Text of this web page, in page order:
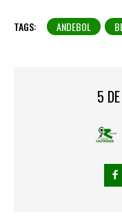
TAGS: ANDEBOL
5